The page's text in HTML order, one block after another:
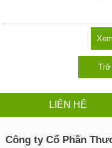
Trở
LIÊN HỆ
Công ty Cổ Phần